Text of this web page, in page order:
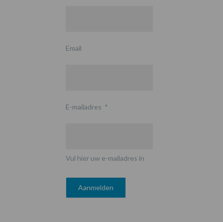
Email
E-mailadres *
Vul hier uw e-mailadres in